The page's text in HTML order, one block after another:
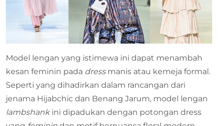
Model lengan yang istimewa ini dapat menambah
kesan feminin pada dress manis atau kemeja formal.
Seperti yang dihadirkan dalam rancangan dari
jenama Hijabchic dan Benang Jarum, model lengan
lambshank ini dipadukan dengan potongan dress